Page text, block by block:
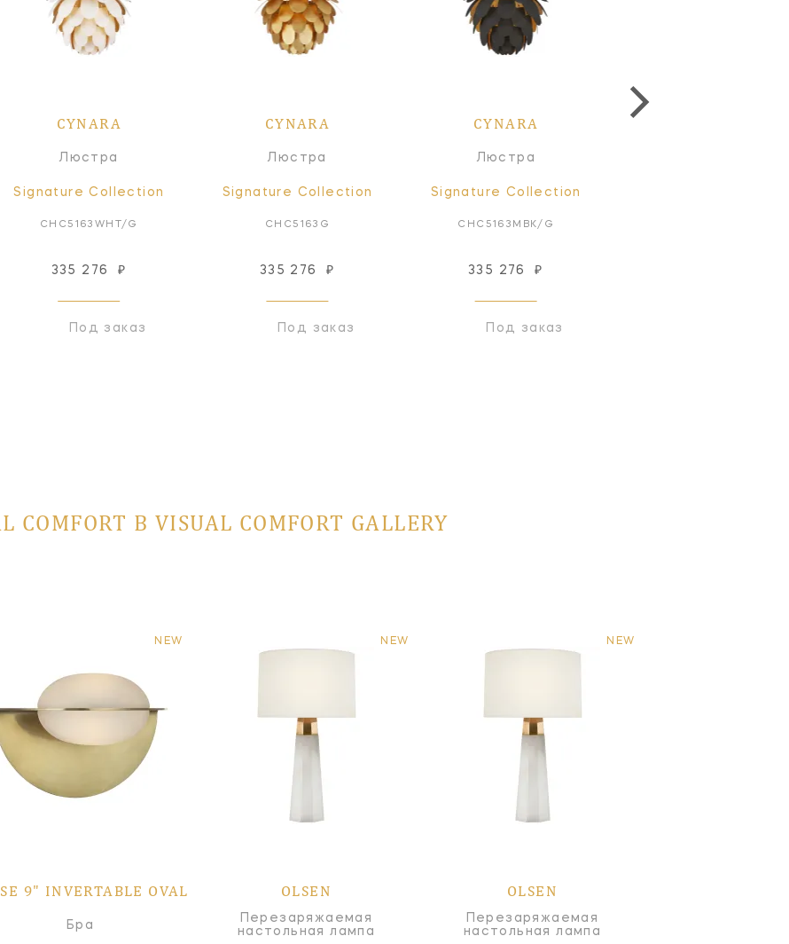
CYNARA
Люстра
Signature Collection
CHC5163WHT/G
335 276 ₽
Под заказ
CYNARA
Люстра
Signature Collection
CHC5163G
335 276 ₽
Под заказ
CYNARA
Люстра
Signature Collection
CHC5163MBK/G
335 276 ₽
Под заказ
COMFORT В VISUAL COMFORT GALLERY
NEW
9" INVERTABLE OVAL
Бра
NEW
OLSEN
Перезаряжаемая
настольная лампа
NEW
OLSEN
Перезаряжаемая
настольная лампа